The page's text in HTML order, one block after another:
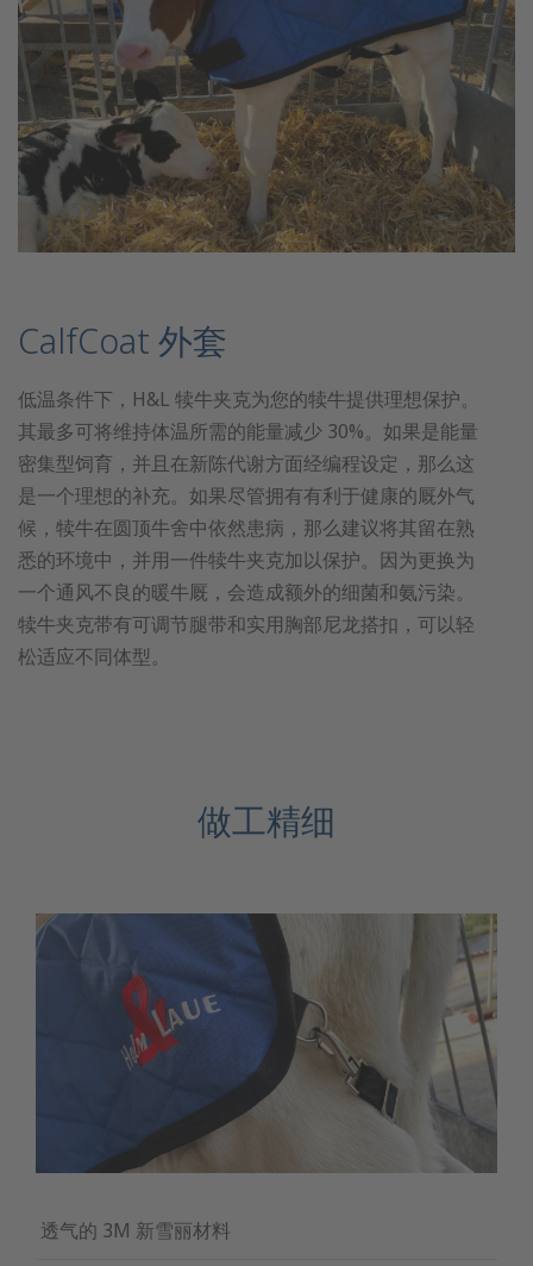
CalfCoat 外套
低温条件下，H&L 犊牛夹克为您的犊牛提供理想保护。
其最多可将维持体温所需的能量减少 30%。如果是能量
密集型饲育，并且在新陈代谢方面经编程设定，那么这
是一个理想的补充。如果尽管拥有有利于健康的厩外气
候，犊牛在圆顶牛舍中依然患病，那么建议将其留在熟
悉的环境中，并用一件犊牛夹克加以保护。因为更换为
一个通风不良的暖牛厩，会造成额外的细菌和氨污染。
犊牛夹克带有可调节腿带和实用胸部尼龙搭扣，可以轻
松适应不同体型。
做工精细
透气的 3M 新雪丽材料